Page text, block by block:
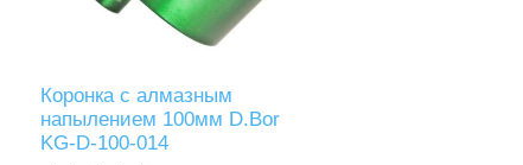
Коронка с алмазным
напылением 100мм D.Bor
KG-D-100-014